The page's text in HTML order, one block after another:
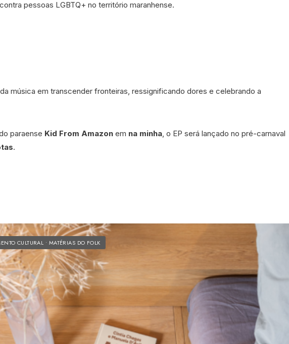
pessoas LGBTQ+ no território maranhense.
música em transcender fronteiras, ressignificando dores e celebrando a
paraense Kid From Amazon em na minha, o EP será lançado no pré-carnaval
.
CULTURAL • MATÉRIAS DO FOLK